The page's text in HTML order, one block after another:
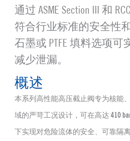
通过 ASME Section III 和
符合行业标准的安全性和
石墨或 PTFE 填料选项
减少泄漏。
概述
本系列高性能高压截止阀专为核能
域的严苛工况设计，可在高达 410
下实现对危险流体的安全、可靠隔离